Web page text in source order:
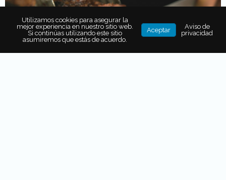
Utilizamos cookies para asegurar la
mejor experiencia en nuestro sitio web.
Si continúas utilizando este sitio
asumiremos que estás de acuerdo.
Aceptar
Aviso de
privacidad